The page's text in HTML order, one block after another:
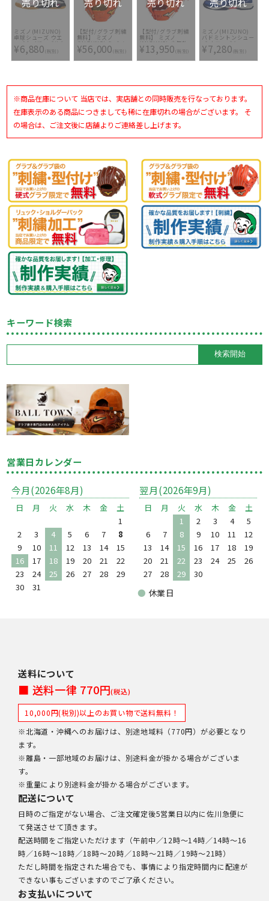
ミズノ(MIZUNO)
卓球シューズ ウエ
ーブカイザーブルク
7 81GA222064
¥6,880(税別)
【型付/グラブ刺繍
無料】 ミズノ
(MIZUNO) ミズノ
プロ 硬式ファース
トミット 5DNAテク
ノロジー BSSショ
硬式グラブ刺繍2ヶ
縁取り・影付きの場
合、1ヶ所+3300円
(税込)]
¥56,000(税別)
【型付/グラブ刺繍
無料】 ミズノ
(MIZUNO) 少年軟
式グラブ グローバ
ルエリートRG H
Selection02 ＋プ
式グラブ刺繍1ヶ所
¥13,950(税別)
ミズノ(MIZUNO)
バドミントンシュー
ズ ウエーブクロー
SPECIAL
EDITION(バドミン
トン) [ ユニセック
¥7,280(税別)
※商品在庫について 当店では、実店舗との同時販売を行なっております。
在庫表示のある商品につきましても稀に在庫切れの場合がございます。 そ
の場合は、ご注文後に店舗よりご連絡差し上げます。
キーワード検索
営業日カレンダー
今月(2026年8月)
日 月 火 水 木 金
土
1
2
3 4 5 6 7
8
9
10 11 12 13 14
15
16
17 18 19 20 21
22
23
24 25 26 27 28
29
30
31
翌月(2026年9月)
日 月 火 水 木 金
土
1
2 3 4
5
6
7 8 9 10 11
12
13
14 15 16 17 18
19
20
21 22 23 24 25
26
27
28 29 30
● 休業日
送料について
■ 送料一律 770円(税込)
10,000円(税別)以上のお買い物で送料無料！
※北海道・沖縄へのお届けは、別途地域料（770円）が必要となり
ます。
※離島・一部地域のお届けは、別途料金が掛かる場合がございま
す。
※重量により別途料金が掛かる場合がございます。
配送について
日時のご指定がない場合、ご注文確定後5営業日以内に佐川急便に
て発送させて頂きます。
配送時間をご指定いただけます（午前中／12時～14時／14時～16
時／16時～18時／18時～20時／18時～21時／19時～21時）
ただし時間を指定された場合でも、事情により指定時間内に配達が
できない事もございますのでご了承ください。
お支払いについて